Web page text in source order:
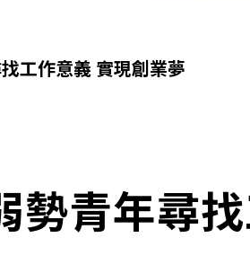
工作意義 實現創業夢
勢青年尋